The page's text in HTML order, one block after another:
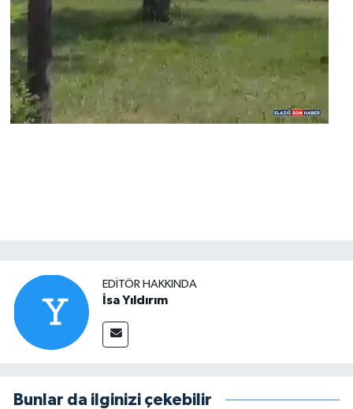
EDITÖR HAKKINDA
İsa Yıldırım
Bunlar da ilginizi çekebilir